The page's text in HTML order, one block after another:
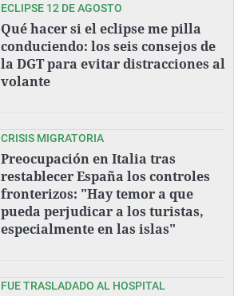
ECLIPSE 12 DE AGOSTO
Qué hacer si el eclipse me pilla
conduciendo: los seis consejos de
la DGT para evitar distracciones al
volante
CRISIS MIGRATORIA
Preocupación en Italia tras
restablecer España los controles
fronterizos: "Hay temor a que
pueda perjudicar a los turistas,
especialmente en las islas"
FUE TRASLADADO AL HOSPITAL